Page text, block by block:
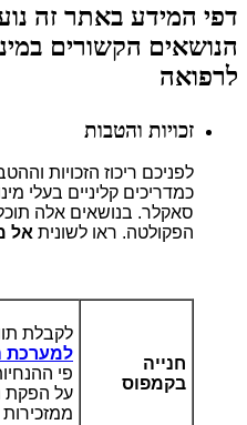
דפי המידע באתר זה
הנושאים הקשורים
לרפואה
זכויות והטבות
לפניכם ריכוז הזכויות
כמדריכים קליניים בעלי
סאקלר. בנושאים אלה
הפקולטה. ראו לשונית אל
חנייה
בקמפוס
לקבלת
למערכת
פי
על הפקת